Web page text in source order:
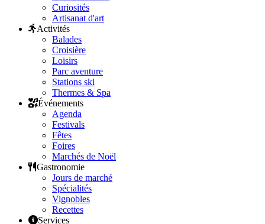
Curiosités
Artisanat d'art
Activités
Balades
Croisière
Loisirs
Parc aventure
Stations ski
Thermes & Spa
Événements
Agenda
Festivals
Fêtes
Foires
Marchés de Noël
Gastronomie
Jours de marché
Spécialités
Vignobles
Recettes
Services